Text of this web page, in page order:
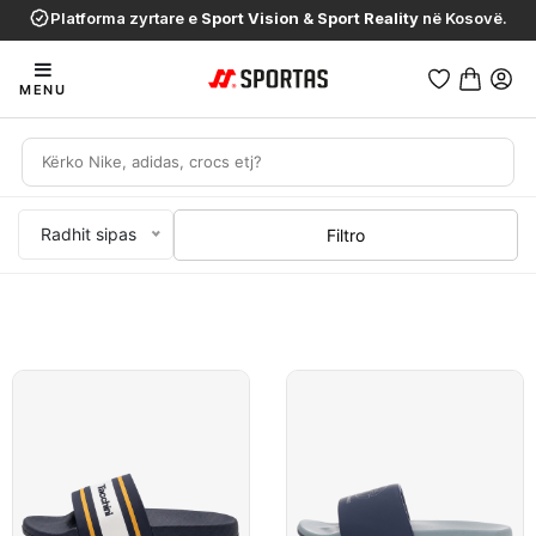
Platforma zyrtare e Sport Vision & Sport Reality në Kosovë.
MENU
Radhit sipas Filtro